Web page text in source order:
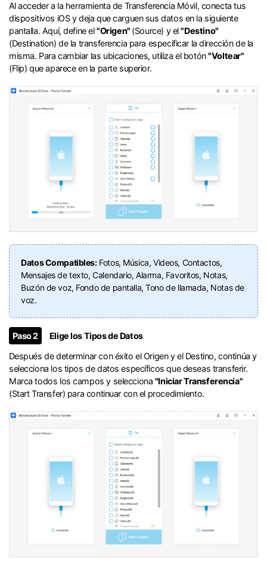
󠀰Al acceder a la herramienta de Transferencia Móvil, conecta tus
dispositivos iOS y deja que carguen sus datos en la siguiente
pantalla.󠀲󠀩󠀧󠀣󠀡󠀡󠀤󠀤󠀳󠀰 Aquí, define el"Origen" (Source) y el"Destino"
(Destination) de la transferencia para especificar la dirección de la
misma.󠀲󠀩󠀧󠀣󠀡󠀡󠀤󠀥󠀳󠀰 Para cambiar las ubicaciones, utiliza el botón"Voltear"
(Flip) que aparece en la parte superior.󠀲󠀩󠀧󠀣󠀡󠀡󠀤󠀦󠀳
Datos Compatibles:Fotos, Música, Videos, Contactos,
Mensajes de texto, Calendario, Alarma, Favoritos, Notas,
Buzón de voz, Fondo de pantalla, Tono de llamada, Notas de
voz.󠀲󠀩󠀧󠀣󠀡󠀡󠀤󠀨󠀳
󠀰Paso 2
Elige los Tipos de Datos󠀲󠀩󠀧󠀣󠀡󠀡󠀤󠀩󠀳
󠀰Después de determinar con éxito el Origen y el Destino, continúa y
selecciona los tipos de datos específicos que deseas transferir.󠀲󠀩󠀧󠀣󠀡󠀡󠀥󠀠󠀳󠀰
Marca todos los campos y selecciona "Iniciar Transferencia"
(Start Transfer) para continuar con el procedimiento.󠀲󠀩󠀧󠀣󠀡󠀡󠀥󠀡